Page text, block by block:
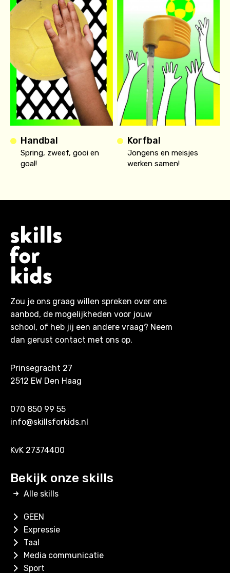
Handbal
Spring, zweef, gooi en
goal!
Korfbal
Jongens en meisjes
werken samen!
Zou je ons graag willen spreken over ons
aanbod, de mogelijkheden voor jouw
school, of heb jij een andere vraag? Neem
dan gerust contact met ons op.
Prinsegracht 27
2512 EW Den Haag
070 850 99 55
info@skillsforkids.nl
KvK 27374400
Bekijk onze skills
Alle skills
GEEN
Expressie
Taal
Media communicatie
Sport